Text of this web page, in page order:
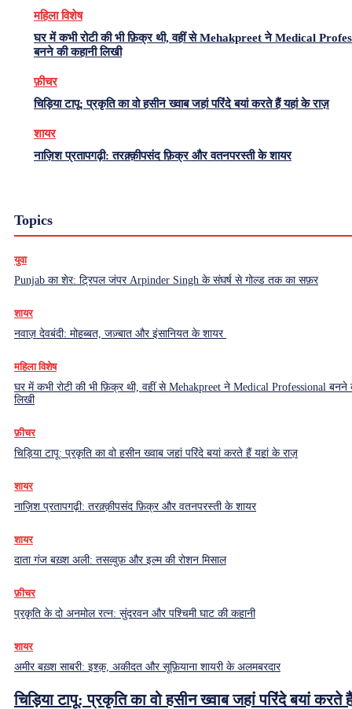
महिला विशेष
घर में कभी रोटी की भी फ़िक्र थी, वहीं से Mehakpreet ने Medical
बनने की कहानी लिखी
फ़ीचर
चिड़िया टापू: प्रकृति का वो हसीन ख्वाब जहां परिंदे बयां करते हैं यहां के राज़
शायर
नाज़िश प्रतापगढ़ी: तरक़्क़ीपसंद फ़िक्र और वतनपरस्ती के शायर
Topics
युवा
Punjab का शेर: ट्रिपल जंपर Arpinder Singh के संघर्ष से गोल्ड तक का सफ़र
शायर
नवाज़ देवबंदी: मोहब्बत, जज़्बात और इंसानियत के शायर
महिला विशेष
घर में कभी रोटी की भी फ़िक्र थी, वहीं से Mehakpreet ने Medical Professional बनने
लिखी
फ़ीचर
चिड़िया टापू: प्रकृति का वो हसीन ख्वाब जहां परिंदे बयां करते हैं यहां के राज़
शायर
नाज़िश प्रतापगढ़ी: तरक़्क़ीपसंद फ़िक्र और वतनपरस्ती के शायर
शायर
दाता गंज बख़्श अली: तसव्वुफ़ और इल्म की रोशन मिसाल
फ़ीचर
प्रकृति के दो अनमोल रत्न: सुंदरवन और पश्चिमी घाट की कहानी
शायर
अमीर बख़्श साबरी: इश्क़, अकीदत और सूफ़ियाना शायरी के अलमबरदार
चिड़िया टापू: प्रकृति का वो हसीन ख्वाब जहां परिंदे बयां करते